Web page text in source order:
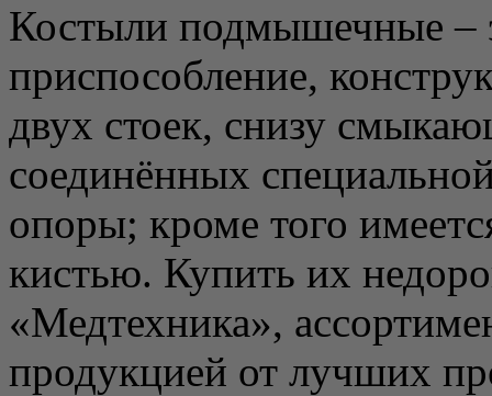
Костыли подмышечные –
приспособление,
двух стоек, снизу
соединённых
опоры; кроме того
кистью. Купить их
«Медтехника»,
продукцией от лучших